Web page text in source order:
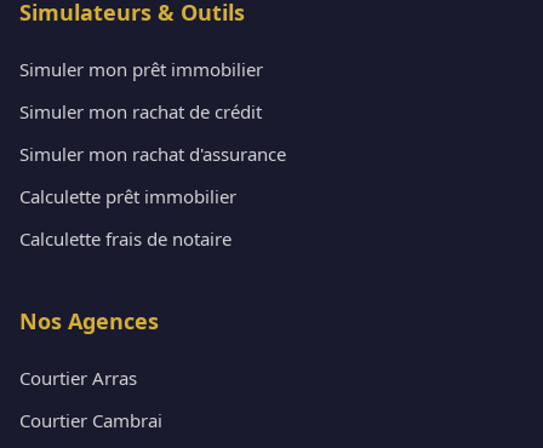
Simulateurs & Outils
Simuler mon prêt immobilier
Simuler mon rachat de crédit
Simuler mon rachat d'assurance
Calculette prêt immobilier
Calculette frais de notaire
Nos Agences
Courtier Arras
Courtier Cambrai